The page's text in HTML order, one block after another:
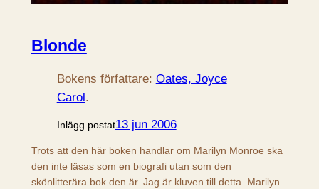
Blonde
Bokens författare: Oates, Joyce
Carol.
Inlägg postat13 jun 2006
Trots att den här boken handlar om Marilyn Monroe ska
den inte läsas som en biografi utan som den
skönlitterära bok den är. Jag är kluven till detta. Marilyn